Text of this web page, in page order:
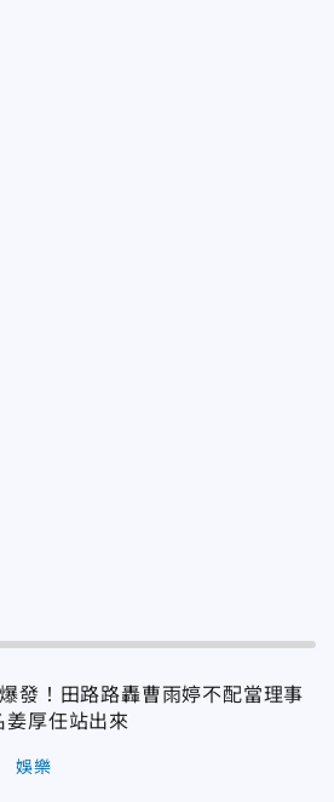
發！田路路轟曹雨婷不配當理事
厚任站出來
娛樂